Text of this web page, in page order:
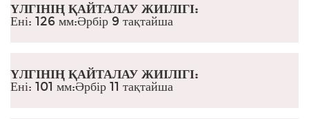
ҮЛГІНІҢ ҚАЙТАЛАУ ЖИІЛІГІ:
Ені: 126 мм:Әрбір 9 тақтайша
ҮЛГІНІҢ ҚАЙТАЛАУ ЖИІЛІГІ:
Ені: 101 мм:Әрбір 11 тақтайша